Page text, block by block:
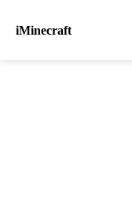
iMinecraft